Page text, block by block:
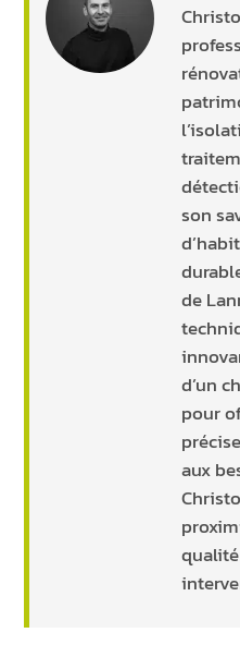
son
de
d’un
pour
aux